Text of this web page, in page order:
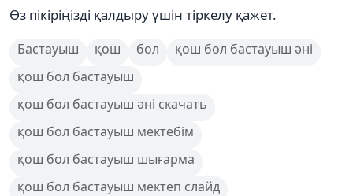
Өз пікіріңізді қалдыру үшін тіркелу қажет.
Бастауыш қош бол
қош бол бастауыш әні
қош бол бастауыш
қош бол бастауыш әні скачать
қош бол бастауыш мектебім
қош бол бастауыш шығарма
қош бол бастауыш мектеп слайд